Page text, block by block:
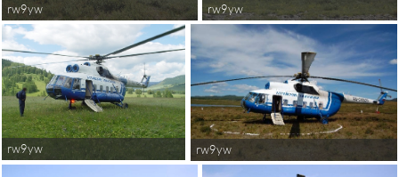
rw9yw rw9yw
rw9yw rw9yw